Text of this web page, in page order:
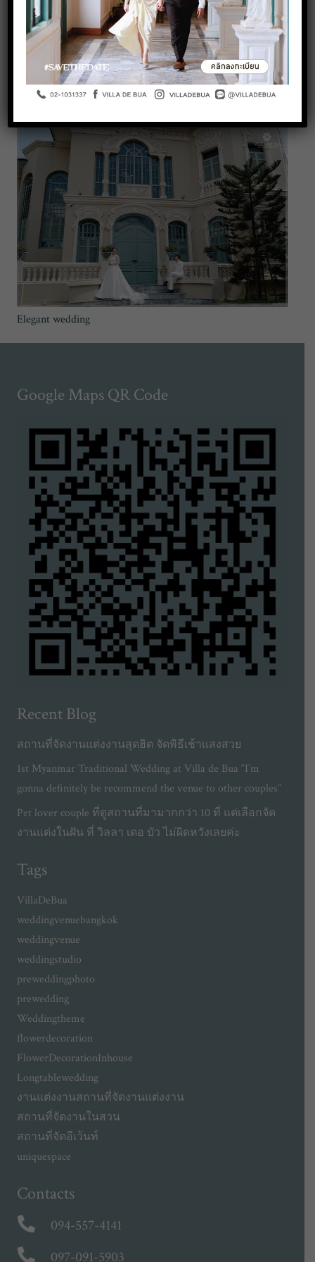
K. Pancake Bride Magazine
Elegant wedding
Google Maps QR Code
Recent Blog
สถานที่จัดงานแต่งงานสุดฮิต จัดพิธีเช้าแสงสวย
1st Myanmar Traditional Wedding at Villa de Bua “I’m
gonna definitely be recommend the venue to other couples”
Pet lover couple ที่ดูสถานที่มามากกว่า 10 ที่ แต่เลือกจัด
งานแต่งในฝัน ที่ วิลลา เดอ บัว ไม่ผิดหวังเลยค่ะ
Tags
VillaDeBua
weddingvenuebangkok
weddingvenue
weddingstudio
preweddingphoto
prewedding
Weddingtheme
flowerdecoration
FlowerDecorationInhouse
Longtablewedding
งานแต่งงานสถานที่จัดงานแต่งงาน
สถานที่จัดงานในสวน
สถานที่จัดอีเว้นท์
uniquespace
Contacts
094-557-4141
097-091-5903